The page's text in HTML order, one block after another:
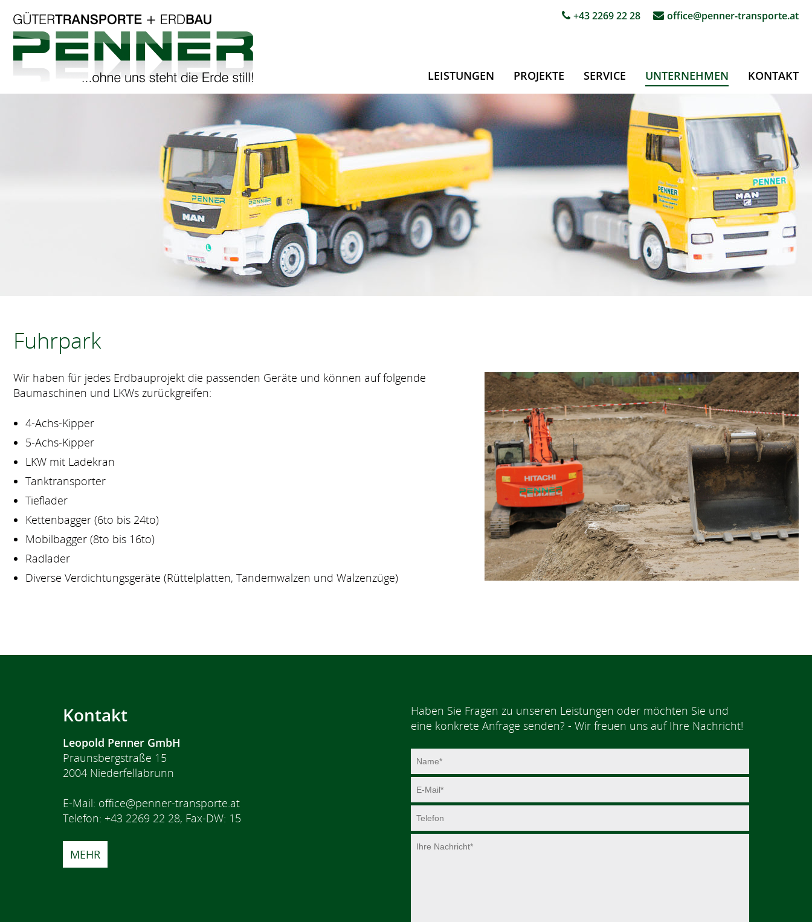
+43 2269 22 28 office@penner-transporte.at
LEISTUNGEN PROJEKTE SERVICE UNTERNEHMEN KONTAKT
Fuhrpark
Wir haben für jedes Erdbauprojekt die passenden Geräte und können auf folgende
Baumaschinen und LKWs zurückgreifen:
4-Achs-Kipper
5-Achs-Kipper
LKW mit Ladekran
Tanktransporter
Tieflader
Kettenbagger (6to bis 24to)
Mobilbagger (8to bis 16to)
Radlader
Diverse Verdichtungsgeräte (Rüttelplatten, Tandemwalzen und Walzenzüge)
Kontakt
Leopold Penner GmbH
Praunsbergstraße 15
2004 Niederfellabrunn
E-Mail: office@penner-transporte.at
Telefon: +43 2269 22 28, Fax-DW: 15
MEHR
Haben Sie Fragen zu unseren Leistungen oder möchten Sie und
eine konkrete Anfrage senden? - Wir freuen uns auf Ihre Nachricht!